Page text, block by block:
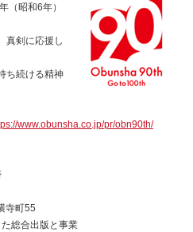
昭和6年）
真剣に応援し
ち続ける精神
www.obunsha.co.jp/pr/obn90th/
寺町55
総合出版と事業